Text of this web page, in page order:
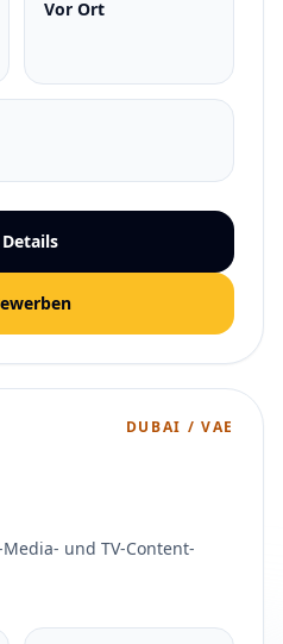
Vor Ort
Details
DUBAI / VAE
und TV-Content-